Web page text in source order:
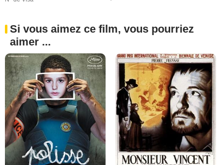
Si vous aimez ce film, vous pourriez
aimer ...